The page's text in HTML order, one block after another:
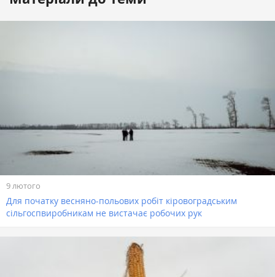
9 лютого
Для початку весняно-польових робіт кіровоградським
сільгоспвиробникам не вистачає робочих рук